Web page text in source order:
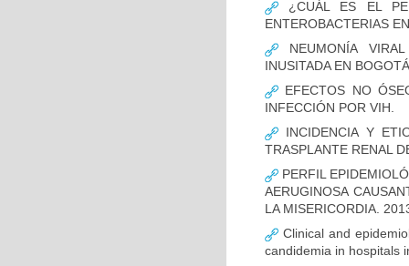
¿CUÁL ES EL
ENTEROBACTERIAS
NEUMONÍA
INUSITADA EN
EFECTOS NO
INFECCIÓN POR VIH.
INCIDENCIA Y
TRASPLANTE RENAL
PERFIL
AERUGINOSA
LA MISERICORDIA.
Clinical and
candidemia in hospitals